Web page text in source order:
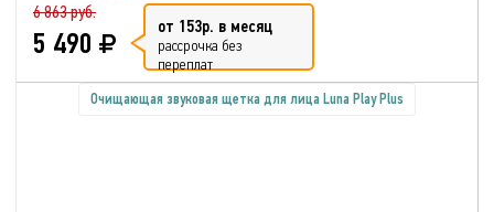
6 863 руб.
5 490 от 153р. в месяц
рассрочка без
переплат
Очищающая звуковая щетка для лица Luna Play Plus